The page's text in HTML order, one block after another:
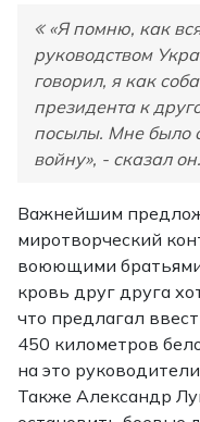
«Я помню, как
руководством
говорил, я как
президента к
посылы. Мне было
войну», - сказал он.
Важнейшим
миротворческий
воюющими
кровь друг друга
что предлагал
450 километров
на это
Также Александр